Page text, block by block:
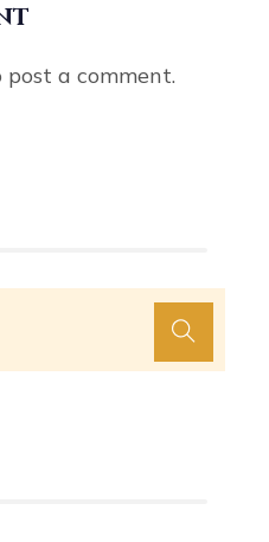
post a comment.